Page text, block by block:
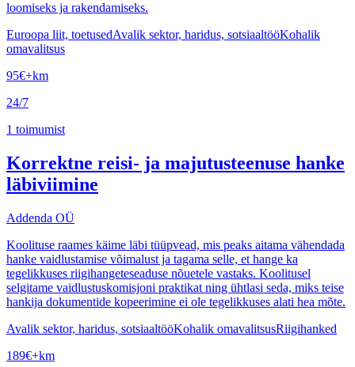
loomiseks ja rakendamiseks.
Euroopa liit, toetusedAvalik sektor, haridus, sotsiaaltööKohalik
omavalitsus
95€+km
24/7
1 toimumist
Korrektne reisi- ja majutusteenuse hanke
läbiviimine
Addenda OÜ
Koolituse raames käime läbi tüüpvead, mis peaks aitama vähendada
hanke vaidlustamise võimalust ja tagama selle, et hange ka
tegelikkuses riigihangeteseaduse nõuetele vastaks. Koolitusel
selgitame vaidlustuskomisjoni praktikat ning ühtlasi seda, miks teise
hankija dokumentide kopeerimine ei ole tegelikkuses alati hea mõte.
Avalik sektor, haridus, sotsiaaltööKohalik omavalitsusRiigihanked
189€+km